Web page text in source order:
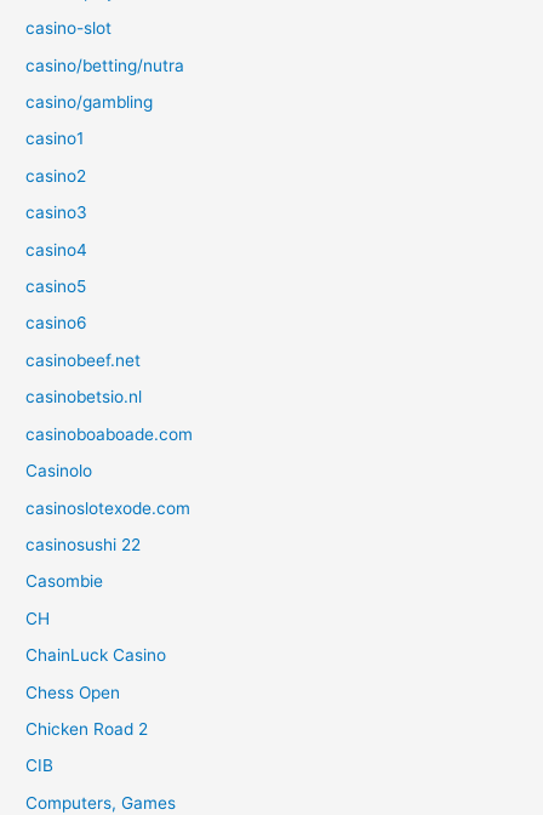
casino-slot
casino/betting/nutra
casino/gambling
casino1
casino2
casino3
casino4
casino5
casino6
casinobeef.net
casinobetsio.nl
casinoboaboade.com
Casinolo
casinoslotexode.com
casinosushi 22
Casombie
CH
ChainLuck Casino
Chess Open
Chicken Road 2
CIB
Computers, Games